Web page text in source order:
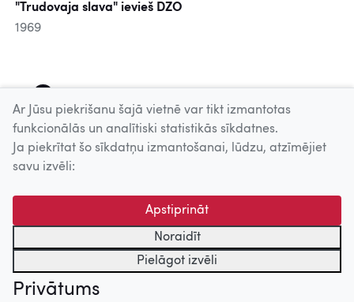
"Trudovaja slava" ievieš DZO
1969
Uz augšu
© 2026 Nacionālais Kino centrs, Kultūras informācijas sistēmu
centrs. Sadarbības partneris: Latvijas Valsts
kinofotofonodokumentu arhīvs.
Ar Jūsu piekrišanu šajā vietnē var tikt izmantotas
funkcionālās un analītiski statistikās sīkdatnes.
Ja piekrītat šo sīkdatņu izmantošanai, lūdzu, atzīmējiet
savu izvēli:
Apstiprināt
Noraidīt
Pielāgot izvēli
Privātums